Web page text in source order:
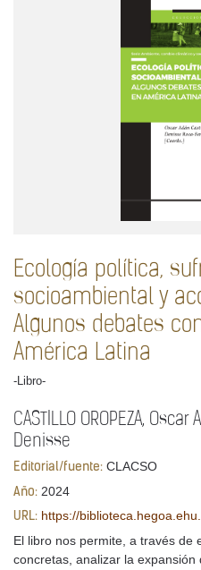
Ecología política,
socioambiental y
Algunos debates
América Latina
-Libro-
CASTILLO OROPEZA, Oscar
Denisse
Editorial/fuente: CLACSO
Año: 2024
URL: https://
El libro nos permite, a través de
concretas, analizar la